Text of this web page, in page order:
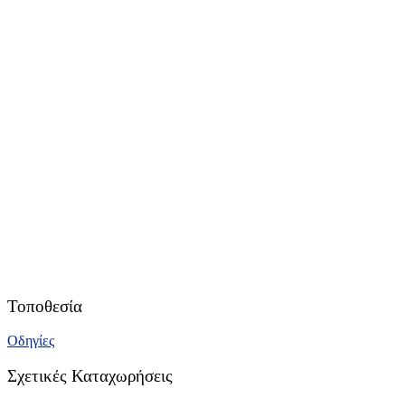
Τοποθεσία
Οδηγίες
Σχετικές Καταχωρήσεις